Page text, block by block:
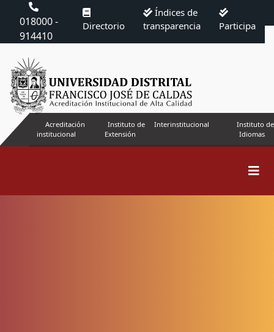
018000 -
914410
Directorio
Índices de
transparencia
Participa
Acreditación
institucional
Instituto de
Extensión
Interinstitucional
Instituto de
Idiomas